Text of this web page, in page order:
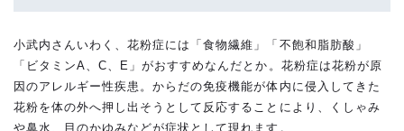
小武内さんいわく、花粉症には「食物繊維」「不飽和脂肪酸」
「ビタミンA、C、E」がおすすめなんだとか。花粉症は花粉が原
因のアレルギー性疾患。からだの免疫機能が体内に侵入してきた
花粉を体の外へ押し出そうとして反応することにより、くしゃみ
や鼻水、目のかゆみなどが症状として現れます。